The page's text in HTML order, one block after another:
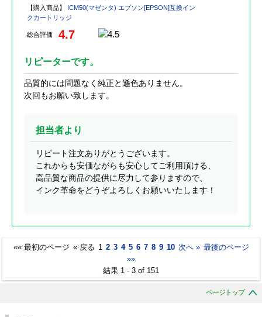
【購入商品】 ICM50(マゼンタ) エプソン[EPSON]互換イン
クカートリッジ
総合評価 4.7
リピーターです。
品質的には問題なく純正と遜色ありません。
次回もお願い致します。
担当者より
リピート注文ありがとうございます。
これからも安価ながらも安心してご利用頂ける、
高品質な商品の提供に尽力して参りますので、
インク革命をどうぞよろしくお願いいたします！
«« 最初のページ « 戻る 1 2 3 4 5 6 7 8 9 10 次へ » 最後のページ
»»
結果 1 - 3 of 151
ページトップ